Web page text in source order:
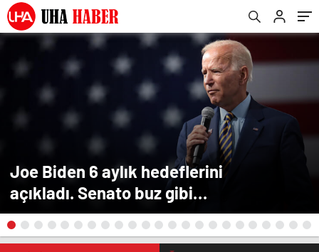
Joe Biden 6 aylık hedeflerini
açıkladı. Senato buz gibi…